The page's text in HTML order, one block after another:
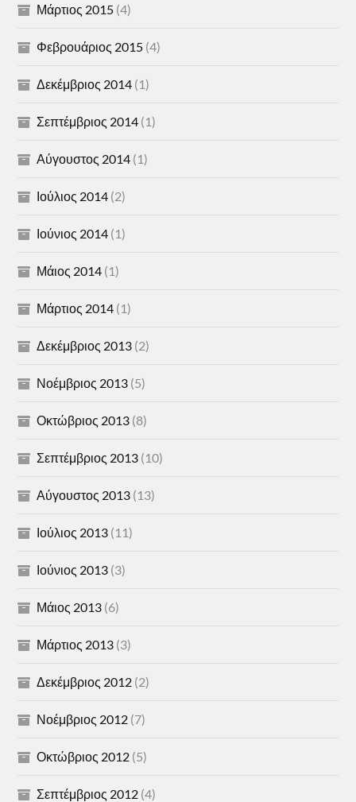
Μάρτιος 2015 (4)
Φεβρουάριος 2015 (4)
Δεκέμβριος 2014 (1)
Σεπτέμβριος 2014 (1)
Αύγουστος 2014 (1)
Ιούλιος 2014 (2)
Ιούνιος 2014 (1)
Μάιος 2014 (1)
Μάρτιος 2014 (1)
Δεκέμβριος 2013 (2)
Νοέμβριος 2013 (5)
Οκτώβριος 2013 (8)
Σεπτέμβριος 2013 (10)
Αύγουστος 2013 (13)
Ιούλιος 2013 (11)
Ιούνιος 2013 (3)
Μάιος 2013 (6)
Μάρτιος 2013 (3)
Δεκέμβριος 2012 (2)
Νοέμβριος 2012 (7)
Οκτώβριος 2012 (5)
Σεπτέμβριος 2012 (4)